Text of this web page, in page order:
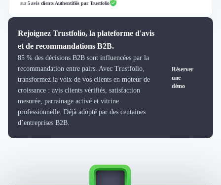
sur5 avis clients Authentifiés par Trustfolio
Rejoignez Trustfolio, la plateforme d'avis
et de recommandations B2B.
85 % des décisions B2B sont influencées par la
recommandation entre pairs. Avec Trustfolio,
transformez la voix de vos clients en moteur de
croissance : avis clients vérifiés, satisfaction
mesurée, parrainage activé et vitrine
professionnelle. Déjà adopté par des centaines
d’entreprises B2B.
Réserver
une
démo